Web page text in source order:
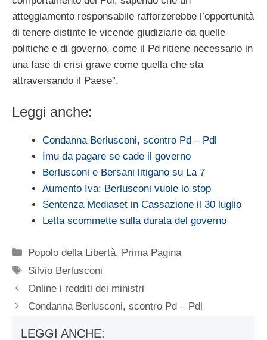
atteggiamento responsabile rafforzerebbe l’opportunità
di tenere distinte le vicende giudiziarie da quelle
politiche e di governo, come il Pd ritiene necessario in
una fase di crisi grave come quella che sta
attraversando il Paese”.
Leggi anche:
Condanna Berlusconi, scontro Pd – Pdl
Imu da pagare se cade il governo
Berlusconi e Bersani litigano su La 7
Aumento Iva: Berlusconi vuole lo stop
Sentenza Mediaset in Cassazione il 30 luglio
Letta scommette sulla durata del governo
Categorie
Popolo della Libertà, Prima Pagina
Tag
Silvio Berlusconi
Online i redditi dei ministri
Condanna Berlusconi, scontro Pd – Pdl
LEGGI ANCHE: